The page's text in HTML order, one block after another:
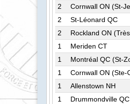
2
Cornwall ON (St-
2
St-Léonard QC
2
Rockland ON
1
Meriden CT
1
Montréal QC (St-
1
Cornwall ON (Ste-
1
Allenstown NH
1
Drummondville